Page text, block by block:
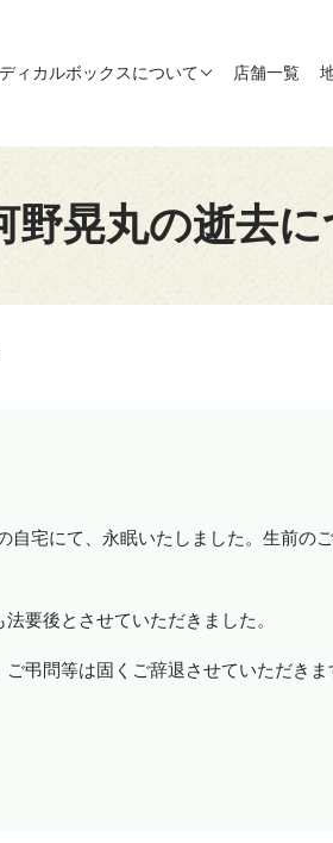
ィカルボックスについて 店舗一覧
野晃丸の逝去
自宅にて、永眠いたしました。生前の
要後とさせていただきました。
弔問等は固くご辞退させていただき